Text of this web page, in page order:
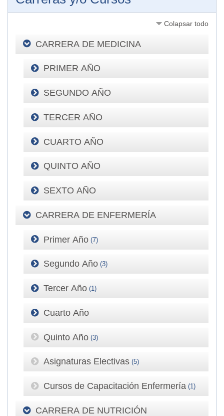
Colapsar todo
CARRERA DE MEDICINA
PRIMER AÑO
SEGUNDO AÑO
TERCER AÑO
CUARTO AÑO
QUINTO AÑO
SEXTO AÑO
CARRERA DE ENFERMERÍA
Primer Año (7)
Segundo Año (3)
Tercer Año (1)
Cuarto Año
Quinto Año (3)
Asignaturas Electivas (5)
Cursos de Capacitación Enfermería (1)
CARRERA DE NUTRICIÓN